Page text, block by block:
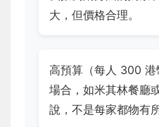
大，但價格合理。
高預算（每人 300
場合，如米其林餐廳
說，不是每家都物有